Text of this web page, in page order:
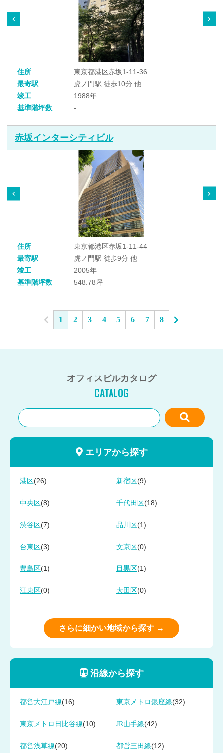
住所
東京都港区赤坂1-11-36
最寄駅
虎ノ門駅 徒歩10分 他
竣工
1988年
基準階坪数
-
赤坂インターシティビル
住所
東京都港区赤坂1-11-44
最寄駅
虎ノ門駅 徒歩9分 他
竣工
2005年
基準階坪数
548.78坪
1 2 3 4 5 6 7 8
オフィスビルカタログ
CATALOG
エリアから探す
港区 (26) 新宿区 (9)
中央区 (8) 千代田区 (18)
渋谷区 (7) 品川区 (1)
台東区 (3) 文京区 (0)
豊島区 (1) 目黒区 (1)
江東区 (0) 大田区 (0)
さらに細かい地域から探す →
沿線から探す
都営大江戸線(16) 東京メトロ銀座線(32)
東京メトロ日比谷線(10) JR山手線(42)
都営浅草線(20) 都営三田線(12)